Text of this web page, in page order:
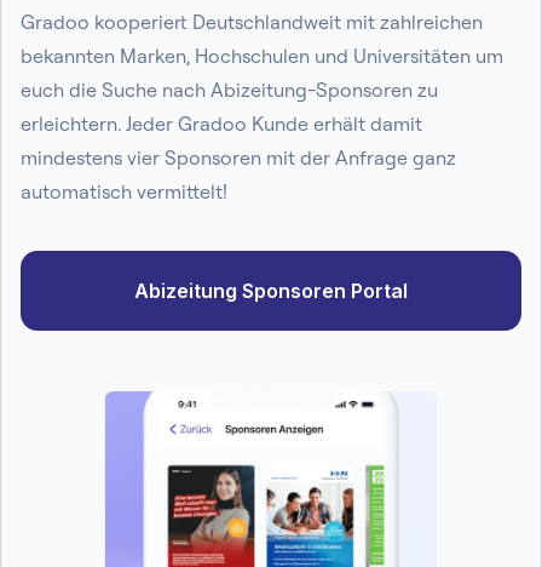
Gradoo kooperiert Deutschlandweit mit zahlreichen
bekannten Marken, Hochschulen und Universitäten um
euch die Suche nach Abizeitung-Sponsoren zu
erleichtern. Jeder Gradoo Kunde erhält damit
mindestens vier Sponsoren mit der Anfrage ganz
automatisch vermittelt!
Abizeitung Sponsoren Portal